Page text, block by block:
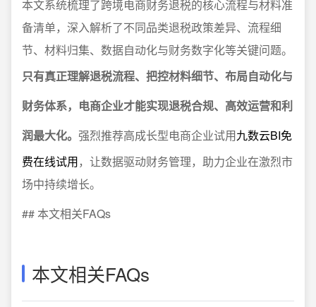
本文系统梳理了跨境电商财务退税的核心流程与材料准
备清单，深入解析了不同品类退税政策差异、流程细
节、材料归集、数据自动化与财务数字化等关键问题。
只有真正理解退税流程、把控材料细节、布局自动化与
财务体系，电商企业才能实现退税合规、高效运营和利
润最大化。 强烈推荐高成长型电商企业试用九数云BI免
费在线试用，让数据驱动财务管理，助力企业在激烈市
场中持续增长。
## 本文相关FAQs
本文相关FAQs